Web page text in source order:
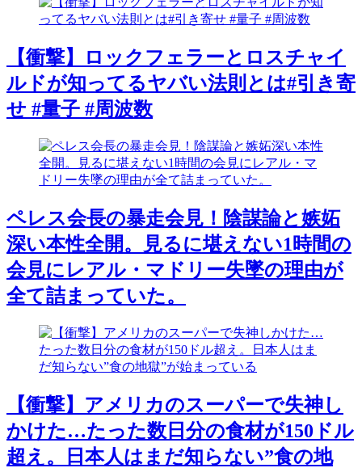
【衝撃】ロックフェラーとロスチャイ
ルドが知ってるヤバい法則とは#引き寄
せ #量子 #周波数
ペレス会長の暴走会見！陰謀論と嫉妬
深い本性全開。見るに堪えない1時間の
会見にレアル・マドリー失墜の理由が
全て詰まっていた。
【衝撃】アメリカのスーパーで失神し
かけた…たった数日分の食材が150ドル
超え。日本人はまだ知らない”食の地